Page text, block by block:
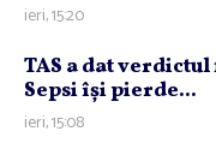
ieri, 15:20
TAS a dat
Sepsi îşi pierde...
ieri, 15:08